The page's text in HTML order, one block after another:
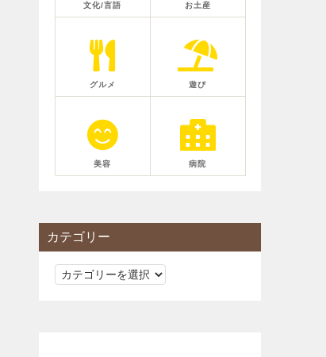
文化/言語 お土産
グルメ 遊び
美容 病院
カテゴリー
カ